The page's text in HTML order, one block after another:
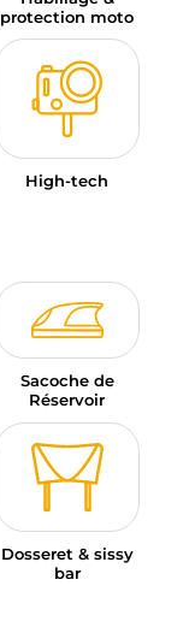
protection moto
High-tech
Sacoche de
Réservoir
Dosseret & sissy
bar